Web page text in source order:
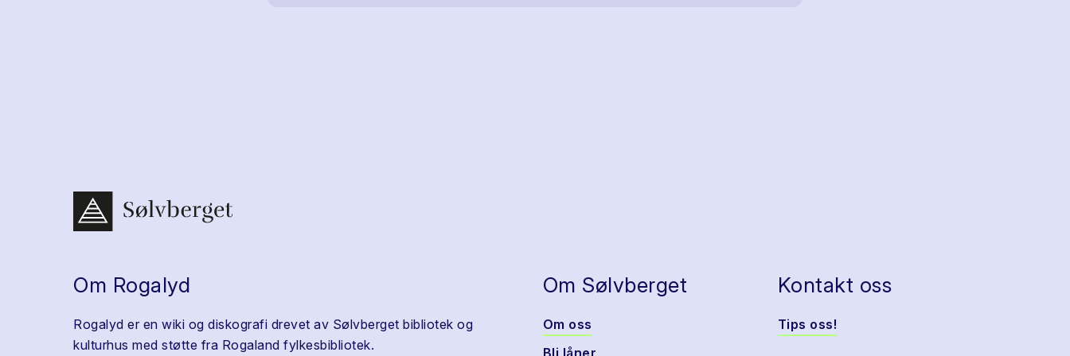
Om Rogalyd
Rogalyd er en wiki og diskografi drevet av Sølvberget bibliotek og
kulturhus med støtte fra Rogaland fylkesbibliotek.
Om Sølvberget
Om oss
Bli låner
Kontakt oss
Tips oss!